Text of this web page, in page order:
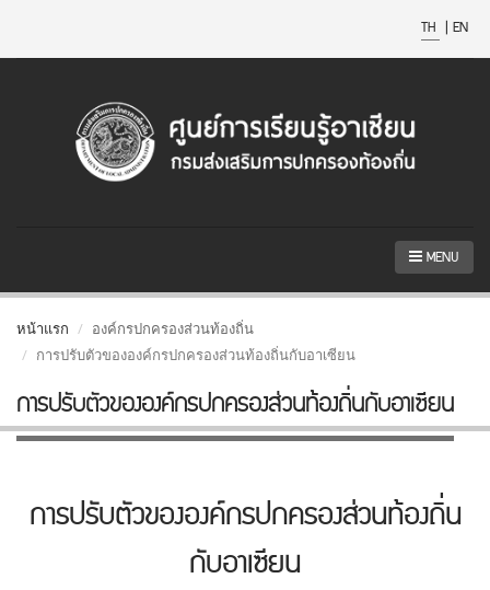
TH | EN
MENU
หน้าแรก
องค์กรปกครองส่วนท้องถิ่น
การปรับตัวขององค์กรปกครองส่วนท้องถิ่นกับอาเซียน
การปรับตัวขององค์กรปกครองส่วนท้องถิ่นกับอาเซียน
การปรับตัวขององค์กรปกครองส่วนท้องถิ่น
กับอาเซียน